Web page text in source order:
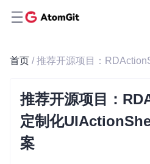
首页
推荐开源项目：
定制化
案